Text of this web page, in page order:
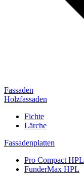
Fassaden
Holzfassaden
Fichte
Lärche
Fassadenplatten
Pro Compact HPL
FunderMax HPL